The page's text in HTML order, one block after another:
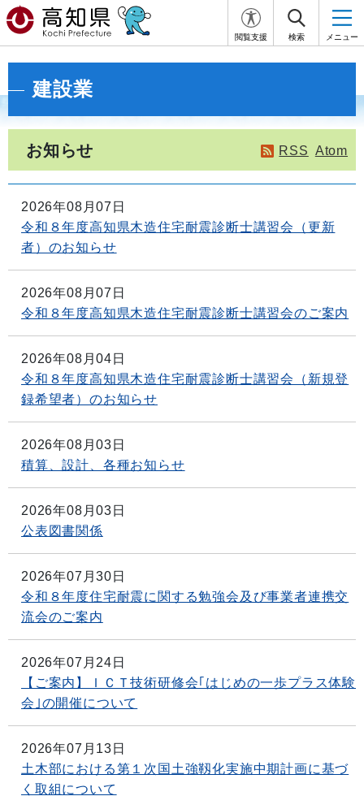
閲覧支援 検索 メニュー
建設業
お知らせ RSS Atom
2026年08月07日
令和８年度高知県木造住宅耐震診断士講習会（更新
者）のお知らせ
2026年08月07日
令和８年度高知県木造住宅耐震診断士講習会のご案内
2026年08月04日
令和８年度高知県木造住宅耐震診断士講習会（新規登
録希望者）のお知らせ
2026年08月03日
積算、設計、各種お知らせ
2026年08月03日
公表図書関係
2026年07月30日
令和８年度住宅耐震に関する勉強会及び事業者連携交
流会のご案内
2026年07月24日
【ご案内】ＩＣＴ技術研修会｢はじめの一歩プラス体験
会｣の開催について
2026年07月13日
土木部における第１次国土強靱化実施中期計画に基づ
く取組について